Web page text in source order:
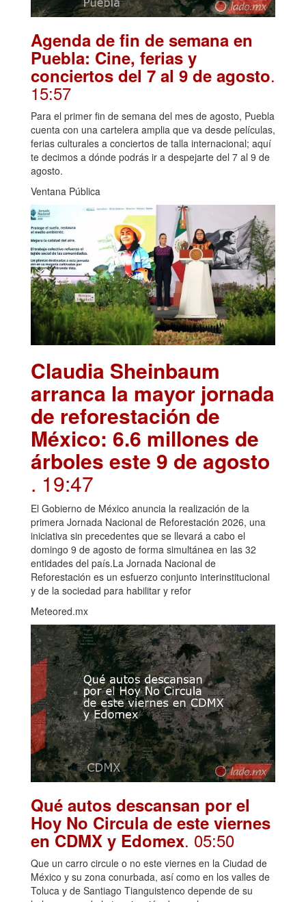
Agenda de fin de semana en
Puebla: Cine, ferias y
conciertos del 7 al 9 de agosto.
15:57
Para el primer fin de semana del mes de agosto, Puebla
cuenta con una cartelera amplia que va desde películas,
ferias culturales a conciertos de talla internacional; aquí
te decimos a dónde podrás ir a despejarte del 7 al 9 de
agosto.
Ventana Pública
Claudia Sheinbaum
arranca la mayor jornada
de reforestación de
México: 6.6 millones de
árboles este 9 de agosto
. 19:47
El Gobierno de México anuncia la realización de la
primera Jornada Nacional de Reforestación 2026, una
iniciativa sin precedentes que se llevará a cabo el
domingo 9 de agosto de forma simultánea en las 32
entidades del país.La Jornada Nacional de
Reforestación es un esfuerzo conjunto interinstitucional
y de la sociedad para habilitar y refor
Meteored.mx
Qué autos descansan por el
Hoy No Circula de este viernes
en CDMX y Edomex. 05:50
Que un carro circule o no este viernes en la Ciudad de
México y su zona conurbada, así como en los valles de
Toluca y de Santiago Tianguistenco depende de su